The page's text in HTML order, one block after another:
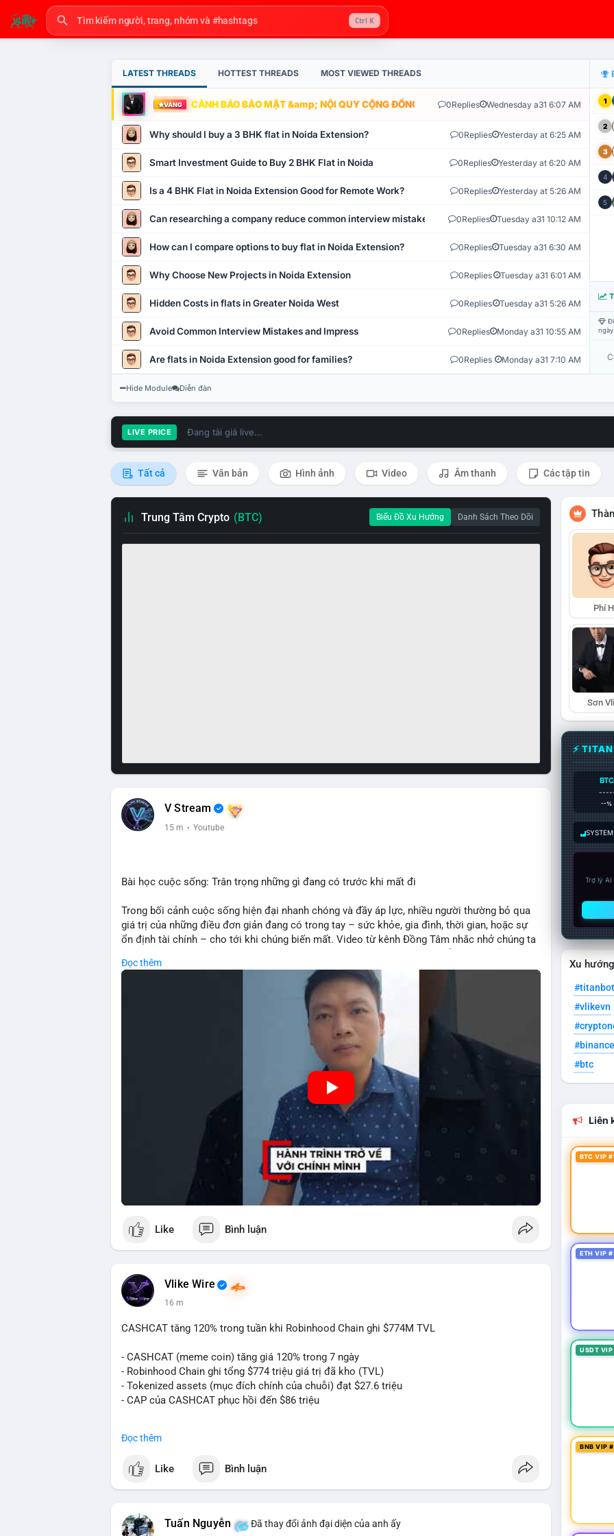
Ctrl K
LATEST THREADS HOTTEST THREADS MOST VIEWED THREADS
VÀNG CẢNH BÁO BẢO MẬT &amp; NỘI QUY CỘNG ĐỒNG VLIKE.VN: HỆ THỐNG GIÁM SÁT TỰ
0Replies Wednesday a31 6:07 AM
Why should I buy a 3 BHK flat in Noida Extension? 0Replies Yesterday at 6:25 AM
Smart Investment Guide to Buy 2 BHK Flat in Noida 0Replies Yesterday at 6:20 AM
Is a 4 BHK Flat in Noida Extension Good for Remote Work? 0Replies Yesterday at 5:26 AM
Can researching a company reduce common interview mistakes? 0Replies Tuesday a31 10:12 AM
How can I compare options to buy flat in Noida Extension? 0Replies Tuesday a31 6:30 AM
Why Choose New Projects in Noida Extension 0Replies Tuesday a31 6:01 AM
Hidden Costs in flats in Greater Noida West 0Replies Tuesday a31 5:26 AM
Avoid Common Interview Mistakes and Impress 0Replies Monday a31 10:55 AM
Are flats in Noida Extension good for families? 0Replies Monday a31 7:10 AM
1
2
3
4
5
Hide Module Diễn đàn
LIVE PRICE Đang tải giá live...
Tất cả Văn bản Hình ảnh Video Âm thanh Các tập tin
Trung Tâm Crypto (BTC) Biểu Đồ Xu Hướng Danh Sách Theo Dõi
V Stream
15 m · Youtube
Bài học cuộc sống: Trân trọng những gì đang có trước khi mất đi
Trong bối cảnh cuộc sống hiện đại nhanh chóng và đầy áp lực, nhiều người thường bỏ qua
giá trị của những điều đơn giản đang có trong tay – sức khỏe, gia đình, thời gian, hoặc sự
ổn định tài chính – cho tới khi chúng biến mất. Video từ kênh Đồng Tâm nhắc nhở chúng ta
quyết định đầu tư: thay vì chạy theo lợi nhuận ngắn hạn hoặc xu hướng bùng nổ, nhà đầu tư
thông minh biết trân trọng và bảo toàn tài sản hiện có, tránh rủi ro không cần thiết qua sự
Đọc thêm
Like Bình luận
Vlike Wire
16 m
CASHCAT tăng 120% trong tuần khi Robinhood Chain ghi $774M TVL
- CASHCAT (meme coin) tăng giá 120% trong 7 ngày
- Robinhood Chain ghi tổng $774 triệu giá trị đã kho (TVL)
- Tokenized assets (mục đích chính của chuỗi) đạt $27.6 triệu
- CAP của CASHCAT phục hồi đến $86 triệu
#vlikevn #titanbot
📰 Nguồn: CoinDesk
Đọc thêm
Like Bình luận
Tuấn Nguyễn Đã thay đổi ảnh đại diện của anh ấy
Phí
Sơn
⚡
BTC
--%
Trợ lý
Xu
#titanbot
#vlikevn
#btc
Liên
BTC VIP
ETH VIP
USDT
BNB VIP